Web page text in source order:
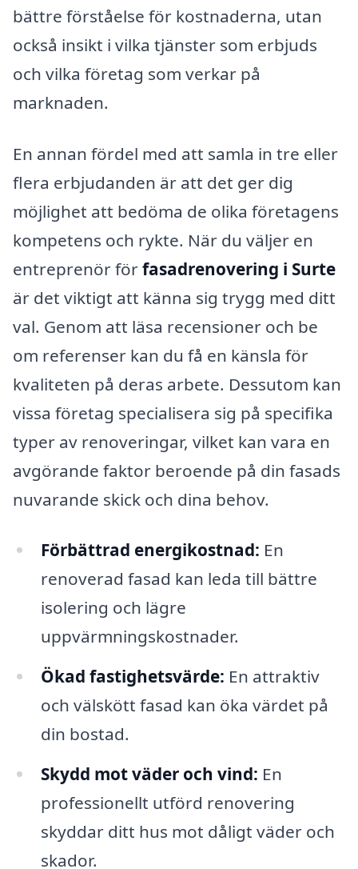
bättre förståelse för kostnaderna, utan
också insikt i vilka tjänster som erbjuds
och vilka företag som verkar på
marknaden.
En annan fördel med att samla in tre eller
flera erbjudanden är att det ger dig
möjlighet att bedöma de olika företagens
kompetens och rykte. När du väljer en
entreprenör förfasadrenovering i Surte
är det viktigt att känna sig trygg med ditt
val. Genom att läsa recensioner och be
om referenser kan du få en känsla för
kvaliteten på deras arbete. Dessutom kan
vissa företag specialisera sig på specifika
typer av renoveringar, vilket kan vara en
avgörande faktor beroende på din fasads
nuvarande skick och dina behov.
Förbättrad energikostnad: En
renoverad fasad kan leda till bättre
isolering och lägre
uppvärmningskostnader.
Ökad fastighetsvärde: En attraktiv
och välskött fasad kan öka värdet på
din bostad.
Skydd mot väder och vind: En
professionellt utförd renovering
skyddar ditt hus mot dåligt väder och
skador.